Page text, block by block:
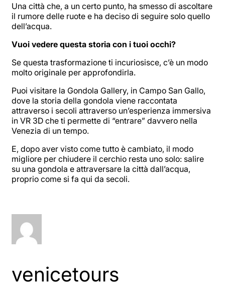
Una città che, a un certo punto, ha smesso di ascoltare
il rumore delle ruote e ha deciso di seguire solo quello
dell’acqua.
Vuoi vedere questa storia con i tuoi occhi?
Se questa trasformazione ti incuriosisce, c’è un modo
molto originale per approfondirla.
Puoi visitare la Gondola Gallery, in Campo San Gallo,
dove la storia della gondola viene raccontata
attraverso i secoli attraverso un’esperienza immersiva
in VR 3D che ti permette di “entrare” davvero nella
Venezia di un tempo.
E, dopo aver visto come tutto è cambiato, il modo
migliore per chiudere il cerchio resta uno solo: salire
su una gondola e attraversare la città dall’acqua,
proprio come si fa qui da secoli.
venicetours